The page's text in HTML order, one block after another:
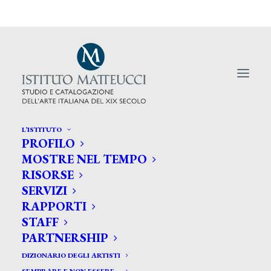
L’ISTITUTO
PROFILO
MOSTRE NEL TEMPO
RISORSE
SERVIZI
RAPPORTI
STAFF
PARTNERSHIP
DIZIONARIO DEGLI ARTISTI
Giovanni Boldini mostra